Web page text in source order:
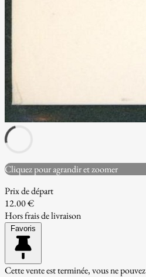
Cliquez pour agrandir et zoomer
Prix de départ
12.00 €
Hors frais de livraison
Favoris
Cette vente est terminée, vous ne